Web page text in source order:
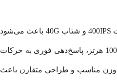
ماوس G903 با سنسور HERO 25K دقت بین 100 تا 25600 DPI را ارائه می‌دهد و کنترل دقیق حرکات را فراهم می‌کند. حداکثر سرعت 400IPS و شتاب 40G باعث می‌شود
حتی در بازی‌های سریع و مسابقه‌ای، حرکت ماوس بدون تأخیر و روان باشد. اتصال بی‌سیم و باسیم پایدار است و نرخ نمونه‌برداری 1000 هرتز، پاسخ‌دهی فوری به حرکات
کنید. وزن مناسب و طراحی متقارن باعث